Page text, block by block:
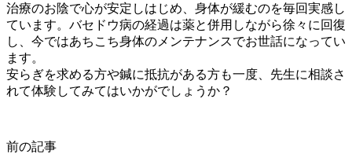
治療のお陰で心が安定しはじめ、身体が緩むのを毎回実感し
ています。バセドウ病の経過は薬と併用しながら徐々に回復
し、今ではあちこち身体のメンテナンスでお世話になってい
ます。
安らぎを求める方や鍼に抵抗がある方も一度、先生に相談さ
れて体験してみてはいかがでしょうか？
前の記事